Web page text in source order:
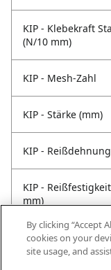
KIP - Klebekraft
(N/10 mm)
KIP - Mesh-Zahl
KIP - Stärke (mm)
KIP -
KIP -
mm)
KIP -
By clicking “Accept
cookies on your
site usage, and